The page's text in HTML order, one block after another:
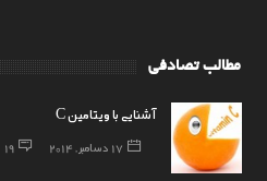
مطالب تصادفی
آشنایی با ویتامین C
17 دسامبر, 2014 19